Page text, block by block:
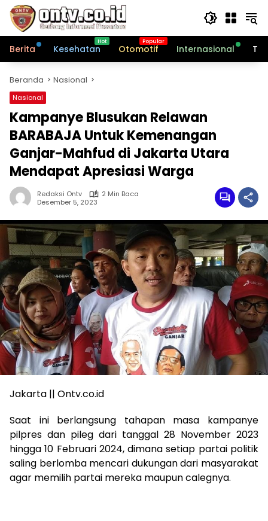
Langsung
konten
Berita
Kesehatan Otomotif Internasional
Beranda Nasional
Nasional
Kampanye Blusukan Relawan
BARABAJA Untuk Kemenangan
Ganjar-Mahfud di Jakarta Utara
Mendapat Apresiasi Warga
Redaksi Ontv
2 Min Baca
Desember 5, 2023
Jakarta || Ontv.co.id
Saat ini berlangsung tahapan masa kampanye
pilpres dan pileg dari tanggal 28 November 2023
hingga 10 Februari 2024, dimana setiap partai politik
saling berlomba mencari dukungan dari masyarakat
agar memilih partai mereka maupun calegnya.